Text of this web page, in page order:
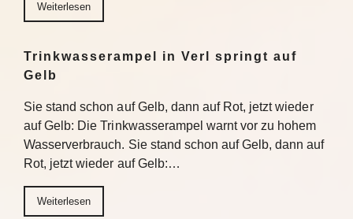
Weiterlesen
Trinkwasserampel in Verl springt auf
Gelb
Sie stand schon auf Gelb, dann auf Rot, jetzt wieder
auf Gelb: Die Trinkwasserampel warnt vor zu hohem
Wasserverbrauch. Sie stand schon auf Gelb, dann auf
Rot, jetzt wieder auf Gelb:…
Weiterlesen